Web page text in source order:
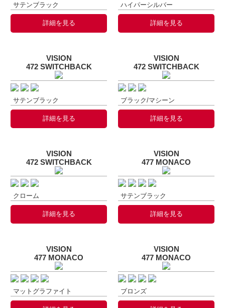
サテンブラック
詳細を見る
ハイパーシルバー
詳細を見る
VISION
472 SWITCHBACK
サテンブラック
詳細を見る
VISION
472 SWITCHBACK
ブラック/マシーン
詳細を見る
VISION
472 SWITCHBACK
クローム
詳細を見る
VISION
477 MONACO
サテンブラック
詳細を見る
VISION
477 MONACO
マットグラファイト
VISION
477 MONACO
ブロンズ